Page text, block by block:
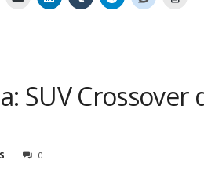
SUV Crossover
0